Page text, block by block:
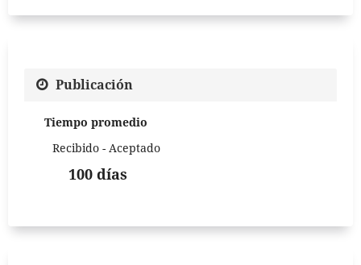
Publicación
Tiempo promedio
Recibido - Aceptado
100 días